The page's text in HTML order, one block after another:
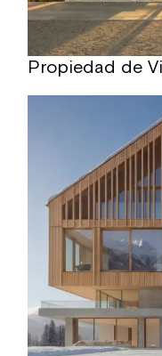
Propiedad de